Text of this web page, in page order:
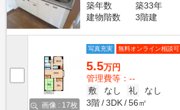
築年数
築33年
建物階数
3階建
画像 : 17枚
写真充実 無料オンライン相談可
5.5万円
管理費等：--
敷
なし 礼
なし
3階
3DK 56㎡